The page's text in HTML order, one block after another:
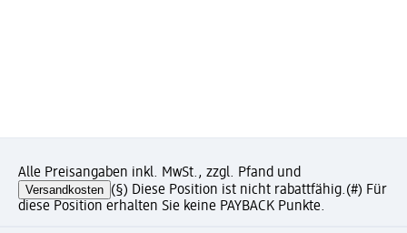
Alle Preisangaben inkl. MwSt., zzgl. Pfand und
Versandkosten (§) Diese Position ist nicht rabattfähig.(#) Für
diese Position erhalten Sie keine PAYBACK Punkte.